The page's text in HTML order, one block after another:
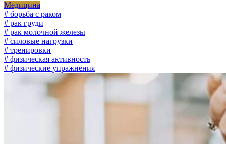
Медицина
# борьба с раком
# рак груди
# рак молочной железы
# силовые нагрузки
# тренировки
# физическая активность
# физические упражнения